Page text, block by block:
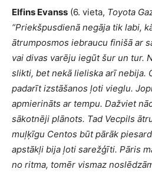
Elfins Evanss (6. vieta, Toyota
“Priekšpusdienā negāja tik labi,
ātrumposmos iebraucu finišā ar
vai divas varēju iegūt šur un tur.
slikti, bet nekā lieliska arī nebija.
padarīt izstāšanos ļoti vieglu.
apmierināts ar tempu. Dažviet
sākotnēji plānots. Tad Vecpils
muļķīgu Centos būt pārāk
apstākļi bija ļoti sarežģīti. Pāris
no ritma, tomēr vismaz